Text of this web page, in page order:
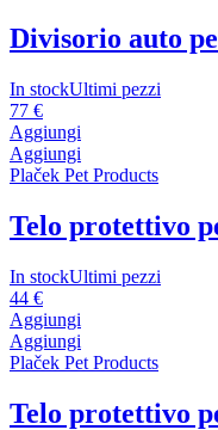
Divisorio auto
In stockUltimi pezzi
77 €
Aggiungi
Aggiungi
Plaček Pet Products
Telo protettivo
In stockUltimi pezzi
44 €
Aggiungi
Aggiungi
Plaček Pet Products
Telo protettivo